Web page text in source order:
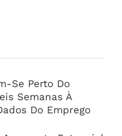
Se Perto Do
Semanas À
Do Emprego